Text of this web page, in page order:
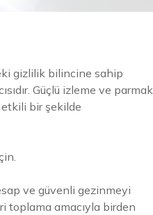
gizlilik bilincine sahip
Güçlü izleme ve parmak
etkili bir şekilde
ve güvenli gezinmeyi
toplama amacıyla birden